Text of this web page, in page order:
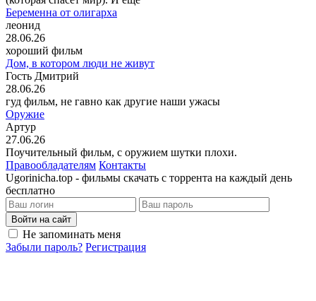
Беременна от олигарха
леонид
28.06.26
хороший фильм
Дом, в котором люди не живут
Гость Дмитрий
28.06.26
гуд фильм, не гавно как другие наши ужасы
Оружие
Артур
27.06.26
Поучительный фильм, с оружием шутки плохи.
Правообладателям Контакты
Ugorinicha.top - фильмы скачать с торрента на каждый день
бесплатно
Войти на сайт
Не запоминать меня
Забыли пароль? Регистрация